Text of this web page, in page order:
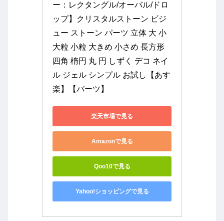
ー：レクタングル/オーバル/ドロ
ップ】クリスタルストーン ビジ
ュー ストーン パーツ 立体 大 小
大粒 小粒 大きめ 小さめ 長方形
四角 楕円 丸 円 しずく デコ ネイ
ル ジェル シンプル お試し【あす
楽】【パーツ】
楽天市場で見る
Amazonで見る
Qoo10で見る
Yahoo!ショッピングで見る